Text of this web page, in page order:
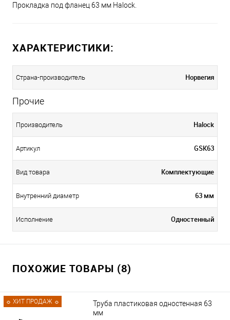
Прокладка под фланец 63 мм Halock.
ХАРАКТЕРИСТИКИ:
Страна-производитель Норвегия
Прочие
Производитель Halock
Артикул GSK63
Вид товара Комплектующие
Внутренний диаметр 63 мм
Исполнение Одностенный
ПОХОЖИЕ ТОВАРЫ (8)
☼ ХИТ ПРОДАЖ ☼
Труба пластиковая одностенная 63
мм